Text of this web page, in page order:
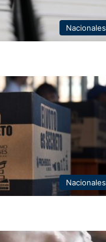
Nacionales
Nacionales